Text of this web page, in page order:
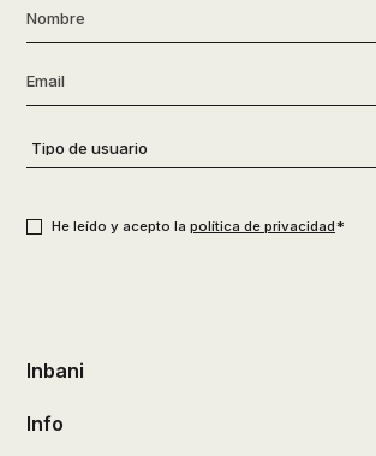
Nombre
Email
Tipo
de
He leído y acepto la política de privacidad*
Inbani
Info